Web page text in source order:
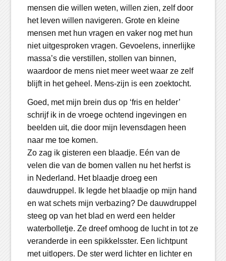
mensen die willen weten, willen zien, zelf door
het leven willen navigeren. Grote en kleine
mensen met hun vragen en vaker nog met hun
niet uitgesproken vragen. Gevoelens, innerlijke
massa’s die verstillen, stollen van binnen,
waardoor de mens niet meer weet waar ze zelf
blijft in het geheel. Mens-zijn is een zoektocht.
Goed, met mijn brein dus op ‘fris en helder’
schrijf ik in de vroege ochtend ingevingen en
beelden uit, die door mijn levensdagen heen
naar me toe komen.
Zo zag ik gisteren een blaadje. Eén van de
velen die van de bomen vallen nu het herfst is
in Nederland. Het blaadje droeg een
dauwdruppel. Ik legde het blaadje op mijn hand
en wat schets mijn verbazing? De dauwdruppel
steeg op van het blad en werd een helder
waterbolletje. Ze dreef omhoog de lucht in tot ze
veranderde in een spikkelsster. Een lichtpunt
met uitlopers. De ster werd lichter en lichter en